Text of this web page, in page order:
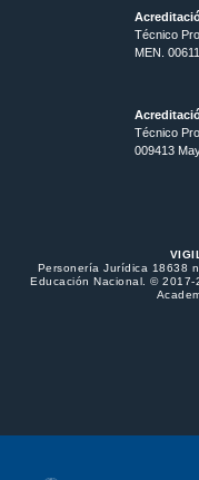
Técnico
MEN.
Técnico
009413
Personería Jurídica 18638
Educación Nacional. © 2017-